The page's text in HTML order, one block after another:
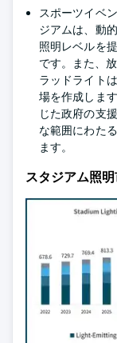
スポーツイベ
ジアムは、動
照明レベルを
です。また、
ラッドライト
場を作成しま
じた政府の支
な範囲にわた
ます。
スタジアム照